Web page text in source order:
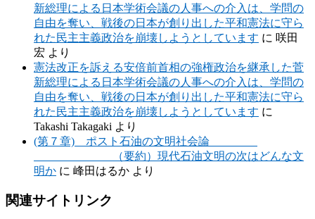
新総理による日本学術会議の人事への介入は、学問の
自由を奪い、戦後の日本が創り出した平和憲法に守ら
れた民主主義政治を崩壊しようとしています に 咲田
宏 より
憲法改正を訴える安倍前首相の強権政治を継承した菅
新総理による日本学術会議の人事への介入は、学問の
自由を奪い、戦後の日本が創り出した平和憲法に守ら
れた民主主義政治を崩壊しようとしています に
Takashi Takagaki より
(第７章) ポスト石油の文明社会論
（要約）現代石油文明の次はどんな文
明か に 峰田はるか より
関連サイトリンク